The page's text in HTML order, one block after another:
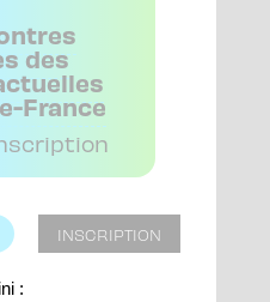
des
France
INSCRIPTION
: